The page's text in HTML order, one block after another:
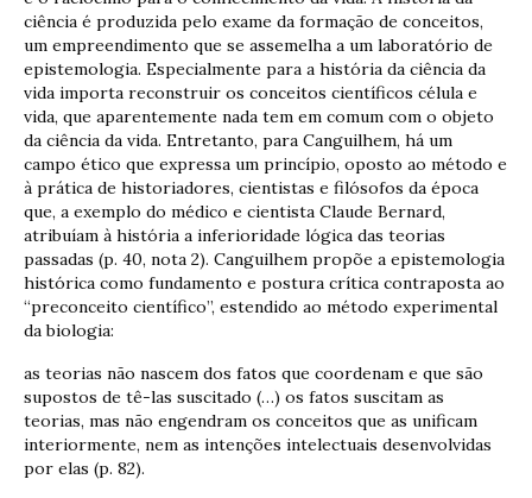
ciência é produzida pelo exame da formação de conceitos,
um empreendimento que se assemelha a um laboratório de
epistemologia. Especialmente para a história da ciência da
vida importa reconstruir os conceitos científicos célula e
vida, que aparentemente nada tem em comum com o objeto
da ciência da vida. Entretanto, para Canguilhem, há um
campo ético que expressa um princípio, oposto ao método e
à prática de historiadores, cientistas e filósofos da época
que, a exemplo do médico e cientista Claude Bernard,
atribuíam à história a inferioridade lógica das teorias
passadas (p. 40, nota 2). Canguilhem propõe a epistemologia
histórica como fundamento e postura crítica contraposta ao
“preconceito científico”, estendido ao método experimental
da biologia:
as teorias não nascem dos fatos que coordenam e que são
supostos de tê-las suscitado (…) os fatos suscitam as
teorias, mas não engendram os conceitos que as unificam
interiormente, nem as intenções intelectuais desenvolvidas
por elas (p. 82).